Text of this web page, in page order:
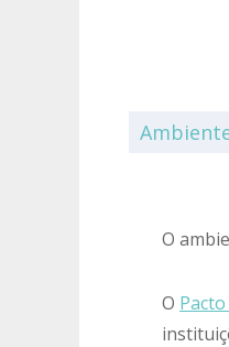
O
O